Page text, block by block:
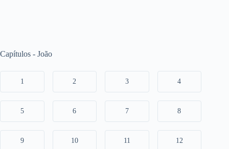
Capítulos - João
1 2 3 4
5 6 7 8
9 10 11 12